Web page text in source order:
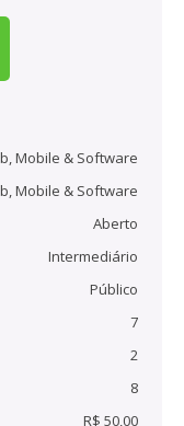
Mobile & Software
Mobile & Software
Aberto
Intermediário
Público
7
2
8
R$ 50,00